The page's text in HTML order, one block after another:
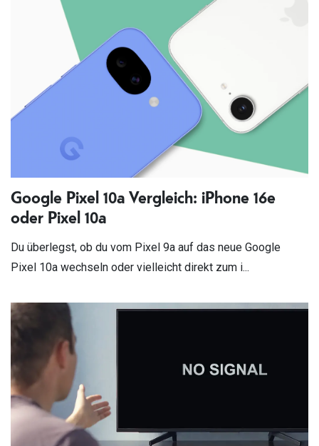
Google Pixel 10a Vergleich: iPhone 16e
oder Pixel 10a
Du überlegst, ob du vom Pixel 9a auf das neue Google
Pixel 10a wechseln oder vielleicht direkt zum i...